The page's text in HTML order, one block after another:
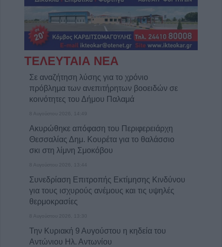
ΤΕΛΕΥΤΑΙΑ ΝΕΑ
Σε αναζήτηση λύσης για το χρόνιο
πρόβλημα των ανεπιτήρητων βοοειδών σε
κοινότητες του Δήμου Παλαμά
8 Αυγούστου 2026, 14:49
Ακυρώθηκε απόφαση του Περιφερειάρχη
Θεσσαλίας Δημ. Κουρέτα για το θαλάσσιο
σκι στη λίμνη Σμοκόβου
8 Αυγούστου 2026, 13:44
Συνεδρίαση Επιτροπής Εκτίμησης Κινδύνου
για τους ισχυρούς ανέμους και τις υψηλές
θερμοκρασίες
8 Αυγούστου 2026, 13:30
Την Κυριακή 9 Αυγούστου η κηδεία του
Αντώνιου Ηλ. Αντωνίου